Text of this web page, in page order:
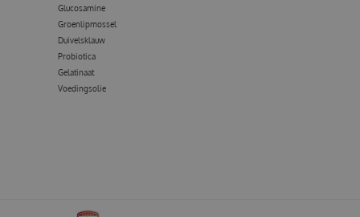
Glucosamine
Groenlipmossel
Duivelsklauw
Probiotica
Gelatinaat
Voedingsolie